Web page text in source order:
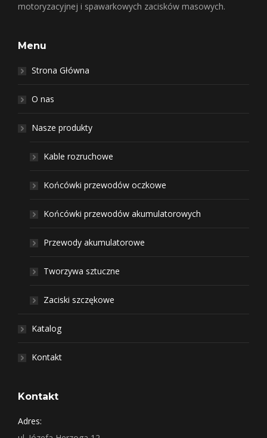
motoryzacyjnej i spawarkowych zacisków masowych.
Menu
Strona Główna
O nas
Nasze produkty
Kable rozruchowe
Końcówki przewodów oczkowe
Końcówki przewodów akumulatorowych
Przewody akumulatorowe
Tworzywa sztuczne
Zaciski szczękowe
Katalog
Kontakt
Kontakt
Adres: